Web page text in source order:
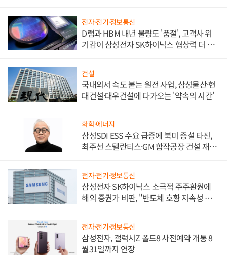
전자·전기·정보통신
D램과 HBM 내년 물량도 '품절', 고객사 위
기감이 삼성전자 SK하이닉스 협상력 더 키
건설
국내외서 속도 붙는 원전 사업, 삼성물산·현
대건설·대우건설에 다가오는 '약속의 시간'
화학·에너지
삼성SDI ESS 수요 급증에 북미 증설 타진,
최주선 스텔란티스·GM 합작공장 건설 재추
전자·전기·정보통신
삼성전자 SK하이닉스 소극적 주주환원에
해외 증권가 비판, "반도체 호황 지속성 의
전자·전기·정보통신
삼성전자, 갤럭시Z 폴드8 사전예약 개통 8
월31일까지 연장